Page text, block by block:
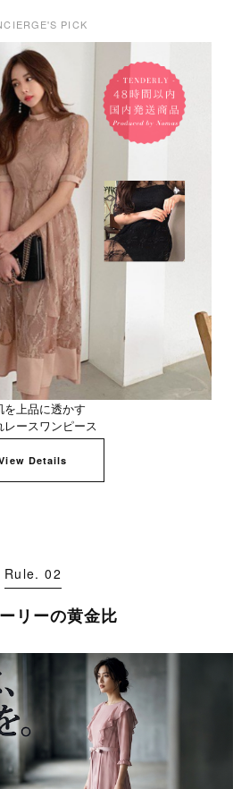
PICK
を上品に透かす
レースワンピース
Details
Rule. 02
リーの黄金比